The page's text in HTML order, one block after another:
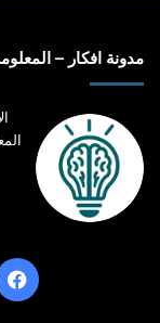
مدونة افكار –